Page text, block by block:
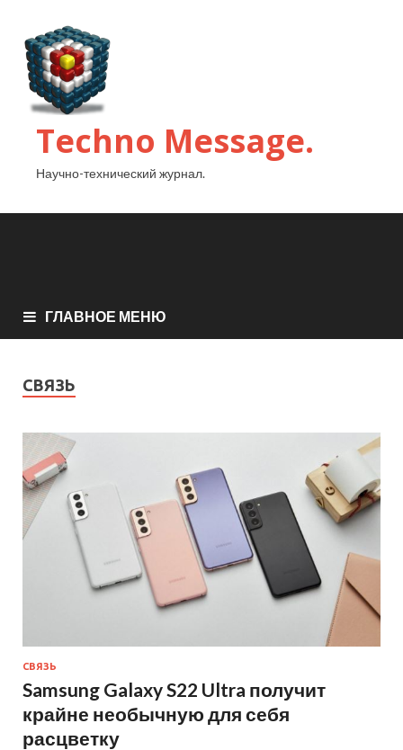
Techno Message.
Научно-технический журнал.
ГЛАВНОЕ МЕНЮ
СВЯЗЬ
СВЯЗЬ
Samsung Galaxy S22 Ultra получит
крайне необычную для себя
расцветку